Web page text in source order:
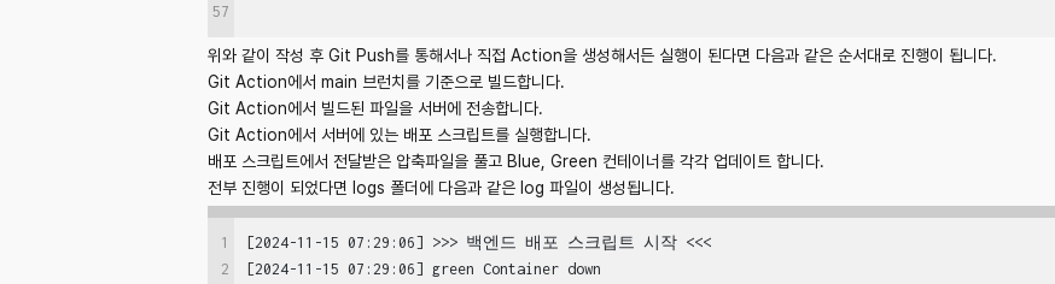
57
위와 같이 작성 후 Git Push를 통해서나 직접 Action을 생성해서든 실행이 된다면 다음과 같은 순서대로 진행이 됩니다.
Git Action에서 main 브런치를 기준으로 빌드합니다.
Git Action에서 빌드된 파일을 서버에 전송합니다.
Git Action에서 서버에 있는 배포 스크립트를 실행합니다.
배포 스크립트에서 전달받은 압축파일을 풀고 Blue, Green 컨테이너를 각각 업데이트 합니다.
전부 진행이 되었다면 logs 폴더에 다음과 같은 log 파일이 생성됩니다.
1
2
[2024-11-15 07:29:06] >>> 백엔드 배포 스크립트 시작 <<<
[2024-11-15 07:29:06] green Container down